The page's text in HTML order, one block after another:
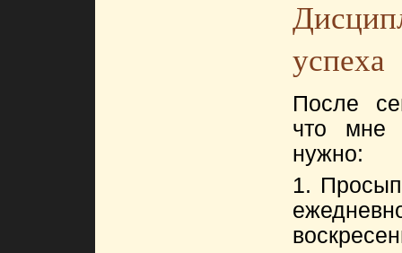
успеха
После
что мне
нужно:
1.